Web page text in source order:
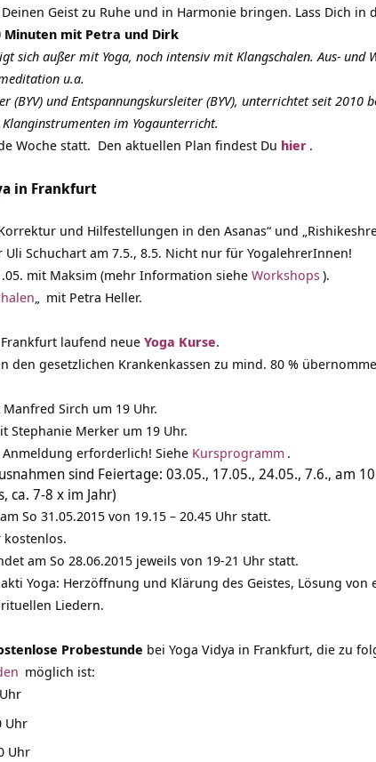
Geist zu Ruhe und in Harmonie bringen. Lass Dich in
Minuten mit Petra und Dirk
sich außer mit Yoga, noch intensiv mit Klangschalen. Aus- und
u.a.
(BYV) und Entspannungskursleiter (BYV), unterrichtet seit 2010
im Yogaunterricht.
Woche statt. Den aktuellen Plan findest Du hier .
in Frankfurt
und Hilfestellungen in den Asanas“ und
Schuchart am 7.5., 8.5. Nicht nur für YogalehrerInnen!
mit Maksim (mehr Information siehe Workshops ).
„ mit Petra Heller.
laufend neue Yoga Kurse.
den gesetzlichen Krankenkassen zu mind. 80 %
Sirch um 19 Uhr.
Stephanie Merker um 19 Uhr.
erforderlich! Siehe Kursprogramm .
sind Feiertage: 03.05., 17.05., 24.05., 7.6., am
ca. 7-8 x im Jahr)
So 31.05.2015 von 19.15 – 20.45 Uhr statt.
kostenlos.
am So 28.06.2015 jeweils von 19-21 Uhr statt.
Yoga: Herzöffnung und Klärung des Geistes, Lösung
Liedern.
Probestunde bei Yoga Vidya in Frankfurt, die zu
möglich ist:
Uhr
Uhr